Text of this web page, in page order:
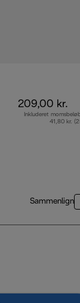
209,00 kr.
Inkluderet
41,80 kr.
Sammenlign